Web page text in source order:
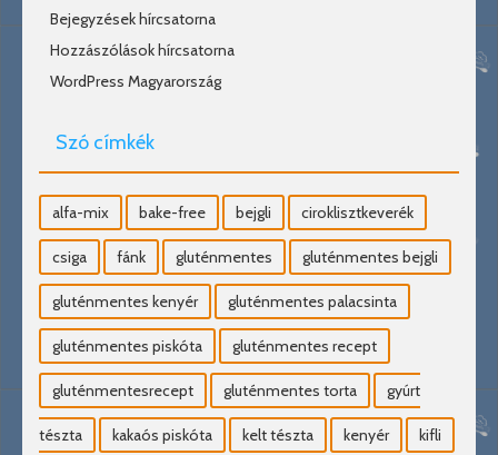
Bejegyzések hírcsatorna
Hozzászólások hírcsatorna
WordPress Magyarország
Szó címkék
alfa-mix bake-free bejgli ciroklisztkeverék
csiga fánk gluténmentes gluténmentes bejgli
gluténmentes kenyér gluténmentes palacsinta
gluténmentes piskóta gluténmentes recept
gluténmentesrecept gluténmentes torta gyúrt
tészta kakaós piskóta kelt tészta kenyér kifli